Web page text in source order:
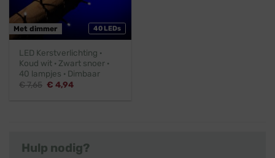
40 LEDs
Met dimmer
LED Kerstverlichting ·
Koud wit · Zwart snoer ·
40 lampjes · Dimbaar
€7,65 Oorspronkelijke
€ 4,94Huidige
Hulp nodig?